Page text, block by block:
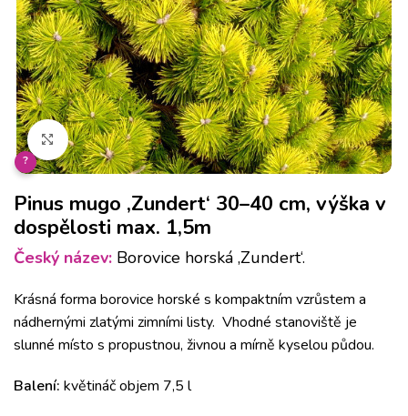
Klikněte pro zvětšení
?
Pinus mugo ‚Zundert‘ 30–40 cm, výška v
dospělosti max. 1,5m
Český název: Borovice horská ‚Zundert‘.
Krásná forma borovice horské s kompaktním vzrůstem a
nádhernými zlatými zimními listy. Vhodné stanoviště je
slunné místo s propustnou, živnou a mírně kyselou půdou.
Balení: květináč objem 7,5 l